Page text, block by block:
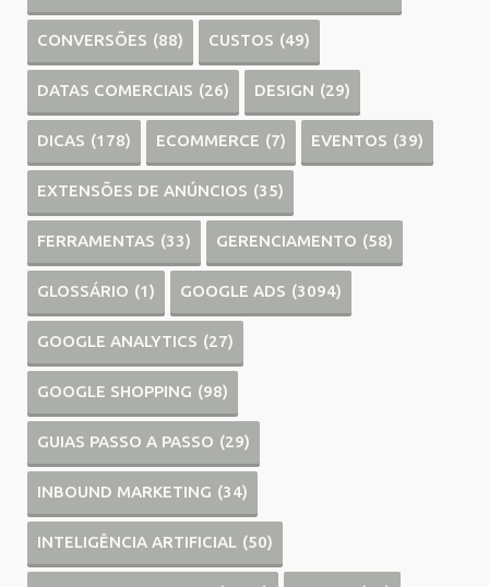
CONVERSÕES (88) CUSTOS (49)
DATAS COMERCIAIS (26) DESIGN (29)
DICAS (178) ECOMMERCE (7) EVENTOS (39)
EXTENSÕES DE ANÚNCIOS (35)
FERRAMENTAS (33) GERENCIAMENTO (58)
GLOSSÁRIO (1) GOOGLE ADS (3094)
GOOGLE ANALYTICS (27)
GOOGLE SHOPPING (98)
GUIAS PASSO A PASSO (29)
INBOUND MARKETING (34)
INTELIGÊNCIA ARTIFICIAL (50)